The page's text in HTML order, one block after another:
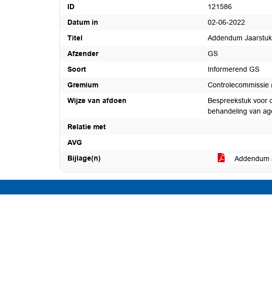
ID
121586
Datum in
02-06-2022
Titel
Addendum
Afzender
GS
Soort
Informerend GS
Gremium
Controlecommissie
Wijze van afdoen
Bespreekstuk voor
behandeling van
Relatie met
AVG
Bijlage(n)
Addendum